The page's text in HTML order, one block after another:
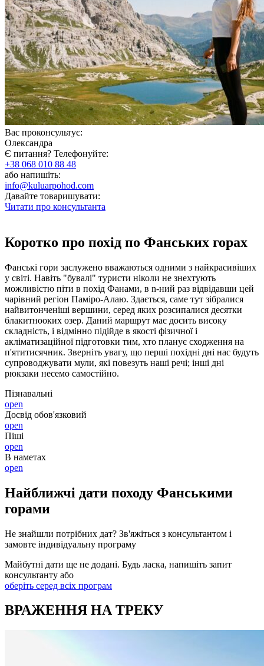
Вас проконсультує:
Олександра
Є питання? Телефонуйте:
+38 068 010 88 48
або напишіть:
info@kuluarpohod.com
Давайте товаришувати:
Читати про консультанта
Коротко про похід по Фанських горах
Фанські гори заслужено вважаються одними з найкрасивіших
у світі. Навіть "бувалі" туристи ніколи не знехтують
можливістю піти в похід Фанами, в n-ний раз відвідавши цей
чарівний регіон Паміро-Алаю. Здається, саме тут зібралися
найвитонченіші вершини, серед яких розсипалися десятки
блакитнооких озер. Даний маршрут має досить високу
складність, і відмінно підійде в якості фізичної і
акліматизаційної підготовки тим, хто планує сходження на
п'ятитисячник. Зверніть увагу, що перші похідні дні нас будуть
супроводжувати мули, які повезуть наші речі; інші дні
рюкзаки несемо самостійно.
Пізнавальні
open
Досвід обов'язковий
open
Піші
open
В наметах
open
Найближчі дати походу Фанськими
горами
Не знайшли потрібних дат? Зв'яжіться з консультантом і
замовте індивідуальну програму
Майбутні дати ще не додані. Будь ласка, напишіть запит
консультанту або
оберіть серед всіх програм
ВРАЖЕННЯ НА ТРЕКУ